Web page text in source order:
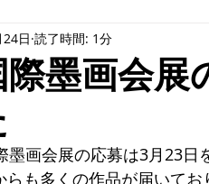
墨画会展
日 読了時間: 1分
画会展の応募は3月23日
も多くの作品が届いてお